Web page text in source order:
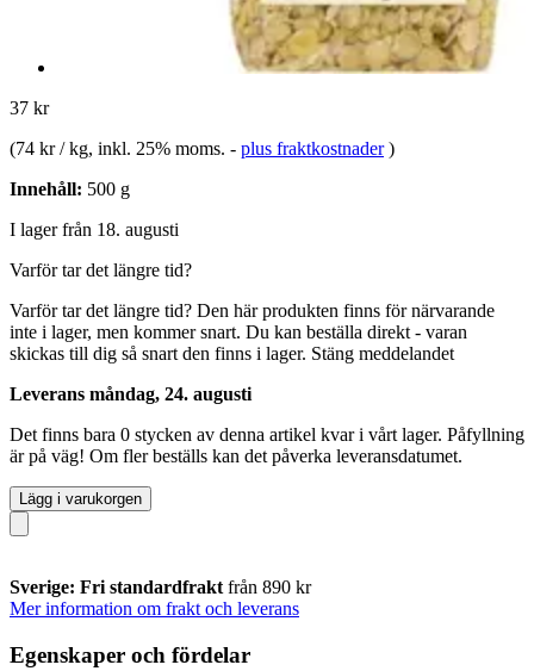
37 kr
(74 kr / kg, inkl. 25% moms. - plus fraktkostnader )
Innehåll: 500 g
I lager från 18. augusti
Varför tar det längre tid?
Varför tar det längre tid? Den här produkten finns för närvarande
inte i lager, men kommer snart. Du kan beställa direkt - varan
skickas till dig så snart den finns i lager. Stäng meddelandet
Leverans måndag, 24. augusti
Det finns bara 0 stycken av denna artikel kvar i vårt lager. Påfyllning
är på väg! Om fler beställs kan det påverka leveransdatumet.
Lägg i varukorgen
Sverige: Fri standardfrakt från 890 kr
Mer information om frakt och leverans
Egenskaper och fördelar